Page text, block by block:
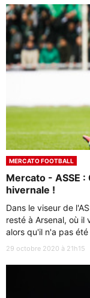
MERCATO FOOTBALL
Mercato - ASSE
hivernale !
Dans le viseur de
resté à Arsenal, où
alors qu'il n'a pas
29 octobre 2020 à 21h15